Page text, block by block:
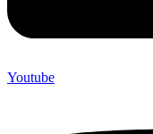
Youtube